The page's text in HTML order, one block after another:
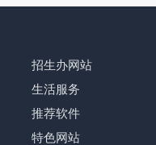
招生办网站
生活服务
推荐软件
特色网站